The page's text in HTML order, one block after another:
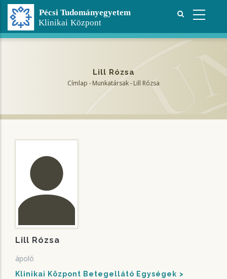
Ugrás
tartalomra
Lill Rózsa
Címlap -Munkatársak-Lill Rózsa
Lill Rózsa
ápoló
Klinikai Központ Betegellátó Egységek